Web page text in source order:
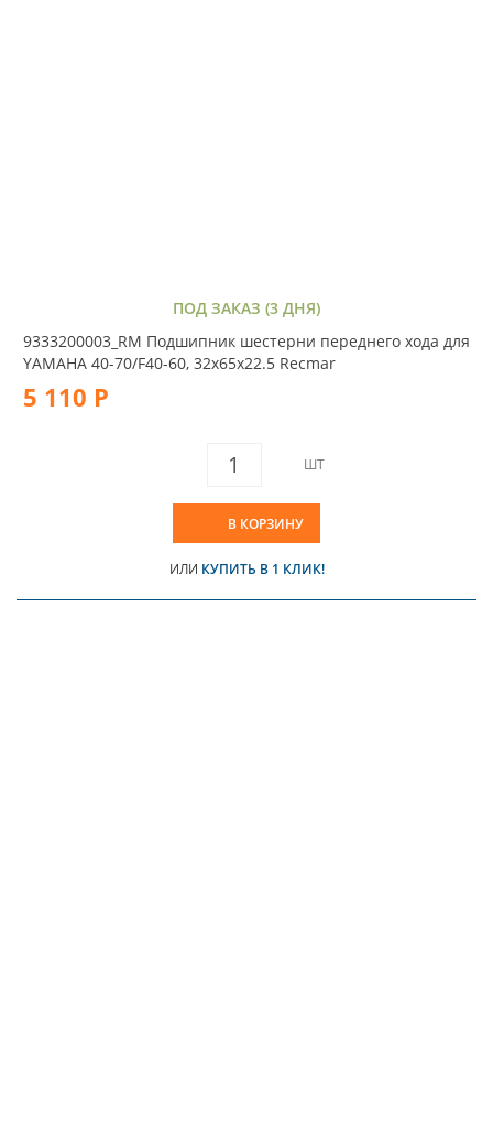
ПОД ЗАКАЗ (3 ДНЯ)
9333200003_RM Подшипник шестерни переднего хода для
YAMAHA 40-70/F40-60, 32х65х22.5 Recmar
5 110 Р
ШТ
В КОРЗИНУ
ИЛИ КУПИТЬ В 1 КЛИК!